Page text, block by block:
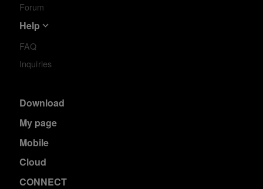
Forum
Help
FAQ
Inquiries
Download
My page
Mobile
Cloud
CONNECT